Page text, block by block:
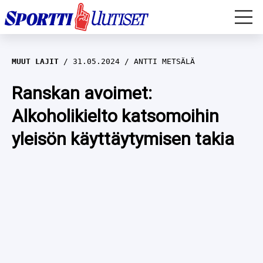
EM-YLEISURHEILU
JÄÄKIEKKO
YLEISURHEILU
WILMA HELTELÄ
TALVILAJIT
MUUT LAJIT 31.05.2024 ANTTI METSÄLÄ
Ranskan avoimet:
Alkoholikielto katsomoihin
yleisön käyttäytymisen takia